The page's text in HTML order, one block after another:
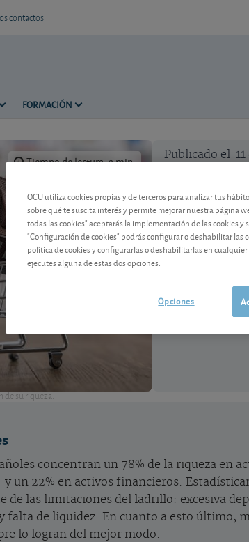
contactos
FORMACIÓN
Tiempo de lectura: 2 min.
de su riqueza.
Publicado el
En qué
Un 90% de
gestiona bien
concentran un 78% de la riqueza
un 22% en activos financieros.
de las limitaciones del ladrillo: excesiva
de liquidez. En cuanto a esto último,
lo logran del mejor modo.
OCU utiliza cookies propias y de terceros para analizar tus
sobre qué te suscita interés y permite mejorar nuestra página
todas las cookies" aceptarás la implementación de las cookies y
"Configuración de cookies" podrás configurar o deshabilitar las
política de cookies y configurarlas o deshabilitarlas en
ejecutes alguna de estas dos opciones.
Opciones